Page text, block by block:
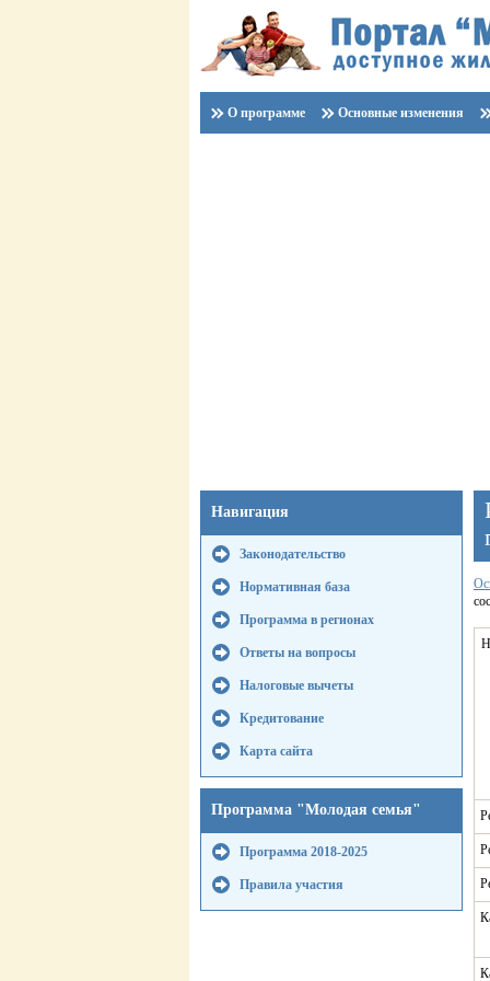
О программе Основные изменения
Навигация
Законодательство
Нормативная база
Программа в регионах
Ответы на вопросы
Налоговые вычеты
Кредитование
Карта сайта
Программа "Молодая семья"
Программа 2018-2025
Правила участия